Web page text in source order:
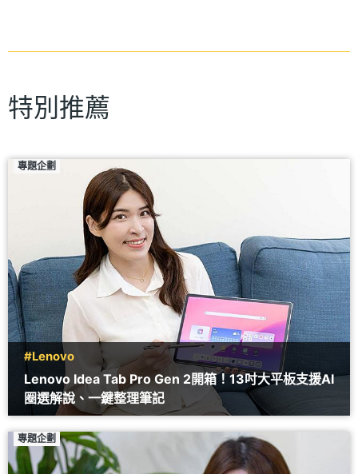
特別推薦
專題企劃
#Lenovo
Lenovo Idea Tab Pro Gen 2開箱！13吋大平板支援AI
圈選解說、一鍵整理筆記
專題企劃